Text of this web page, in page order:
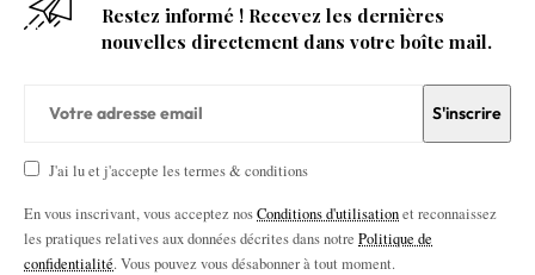
Restez informé ! Recevez les dernières
nouvelles directement dans votre boîte mail.
J'ai lu et j'accepte les termes & conditions
En vous inscrivant, vous acceptez nosConditions d'utilisationet reconnaissez
les pratiques relatives aux données décrites dans notre Politique de
confidentialité. Vous pouvez vous désabonner à tout moment.